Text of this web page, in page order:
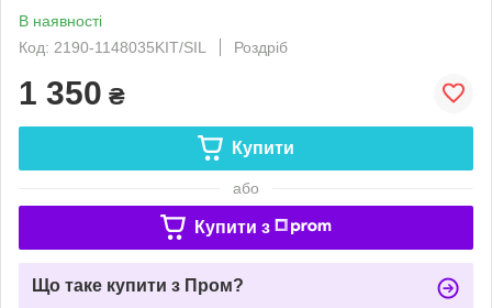
В наявності
Код: 2190-1148035KIT/SIL
Роздріб
1 350 ₴
Купити
або
Купити з
Що таке купити з Пром?